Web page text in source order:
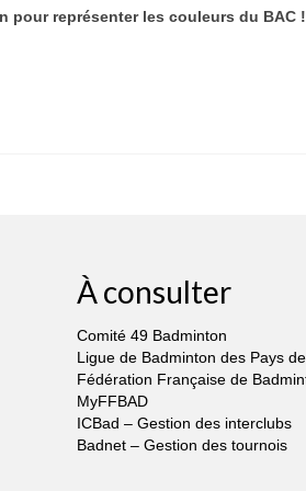
pour représenter les couleurs du BAC
À consulter
Comité 49 Badminton
Ligue de Badminton des Pays
Fédération Française de
MyFFBAD
ICBad – Gestion des interclubs
Badnet – Gestion des tournois